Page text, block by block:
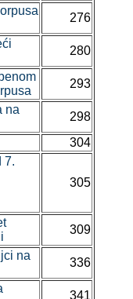
276
280
293
na
298
304
7.
305
309
na
336
341